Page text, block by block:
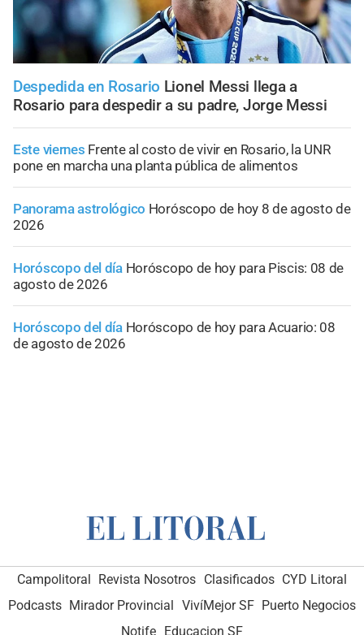
Despedida en Rosario Lionel Messi llega a
Rosario para despedir a su padre, Jorge Messi
Este viernes Frente al costo de vivir en Rosario, la UNR
pone en marcha una planta pública de alimentos
Panorama astrológico Horóscopo de hoy 8 de agosto de
2026
Horóscopo del día Horóscopo de hoy para Piscis: 08 de
agosto de 2026
Horóscopo del día Horóscopo de hoy para Acuario: 08
de agosto de 2026
Campolitoral Revista Nosotros Clasificados CYD Litoral
Podcasts Mirador Provincial VivíMejor SF Puerto Negocios
Notife Educacion SF